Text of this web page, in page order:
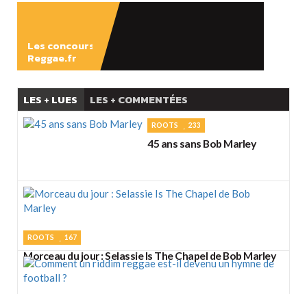
Les concours
Reggae.fr
LES + LUES LES + COMMENTÉES
ROOTS 233
45 ans sans Bob Marley
ROOTS 167
Morceau du jour : Selassie Is The Chapel de Bob Marley